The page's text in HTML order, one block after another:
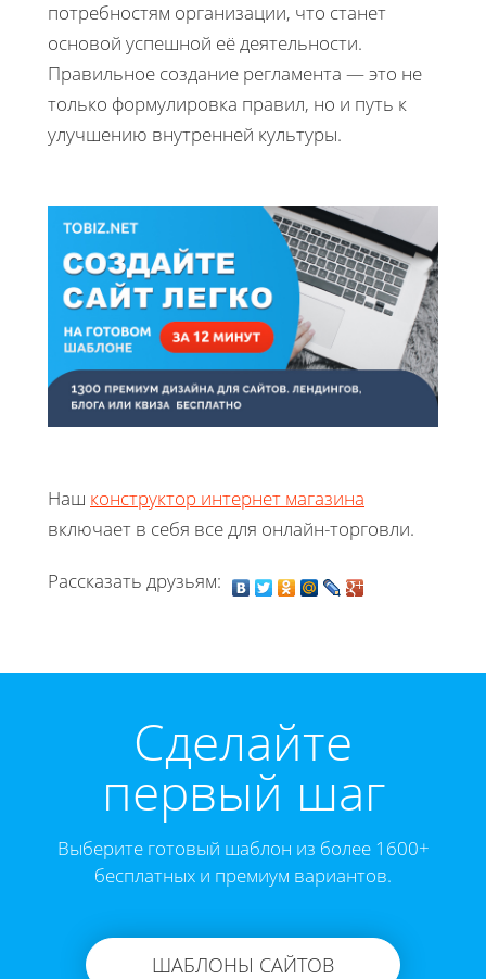
потребностям организации, что станет
основой успешной её деятельности.
Правильное создание регламента — это не
только формулировка правил, но и путь к
улучшению внутренней культуры.
Наш конструктор интернет магазина
включает в себя все для онлайн-торговли.
Рассказать друзьям:
Cделайте
первый шаг
Выберите готовый шаблон из более 1600+
бесплатных и премиум вариантов.
ШАБЛОНЫ САЙТОВ